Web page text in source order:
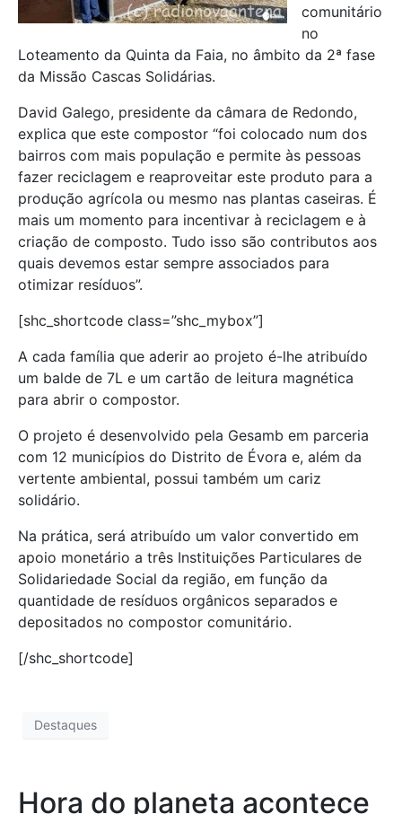
comunitário
no
Loteamento da Quinta da Faia, no âmbito da 2ª fase
da Missão Cascas Solidárias.
David Galego, presidente da câmara de Redondo,
explica que este compostor “foi colocado num dos
bairros com mais população e permite às pessoas
fazer reciclagem e reaproveitar este produto para a
produção agrícola ou mesmo nas plantas caseiras. É
mais um momento para incentivar à reciclagem e à
criação de composto. Tudo isso são contributos aos
quais devemos estar sempre associados para
otimizar resíduos”.
[shc_shortcode class=”shc_mybox”]
A cada família que aderir ao projeto é-lhe atribuído
um balde de 7L e um cartão de leitura magnética
para abrir o compostor.
O projeto é desenvolvido pela Gesamb em parceria
com 12 municípios do Distrito de Évora e, além da
vertente ambiental, possui também um cariz
solidário.
Na prática, será atribuído um valor convertido em
apoio monetário a três Instituições Particulares de
Solidariedade Social da região, em função da
quantidade de resíduos orgânicos separados e
depositados no compostor comunitário.
[/shc_shortcode]
Destaques
Hora do planeta acontece